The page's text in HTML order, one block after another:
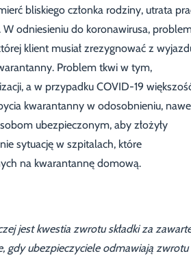
bliskiego członka rodziny, utrata
odniesieniu do koronawirusa,
klient musiał zrezygnować z
Problem tkwi w tym,
a w przypadku COVID-19
kwarantanny w odosobnieniu,
ubezpieczonym, aby złożyły
sytuację w szpitalach, które
na kwarantannę domową.
jest kwestia zwrotu składki za
gdy ubezpieczyciele odmawiają zwrotu